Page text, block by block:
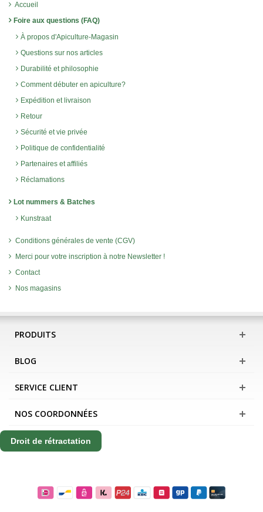
Accueil
Foire aux questions (FAQ)
À propos d'Apiculture-Magasin
Questions sur nos articles
Durabilité et philosophie
Comment débuter en apiculture?
Expédition et livraison
Retour
Sécurité et vie privée
Politique de confidentialité
Partenaires et affiliés
Réclamations
Lot nummers & Batches
Kunstraat
Conditions générales de vente (CGV)
Merci pour votre inscription à notre Newsletter !
Contact
Nos magasins
PRODUITS
BLOG
SERVICE CLIENT
NOS COORDONNÉES
Droit de rétractation